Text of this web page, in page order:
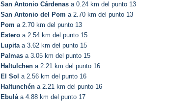
San Antonio Cárdenas a 0.24 km del punto 13
San Antonio del Pom a 2.70 km del punto 13
Pom a 2.70 km del punto 13
Estero a 2.54 km del punto 15
Lupitaa 3.62 km del punto 15
Palmas a 3.05 km del punto 15
Haltulchen a 2.21 km del punto 16
El Sol a 2.56 km del punto 16
Haltunchén a 2.21 km del punto 16
Ebuláa 4.88 km del punto 17